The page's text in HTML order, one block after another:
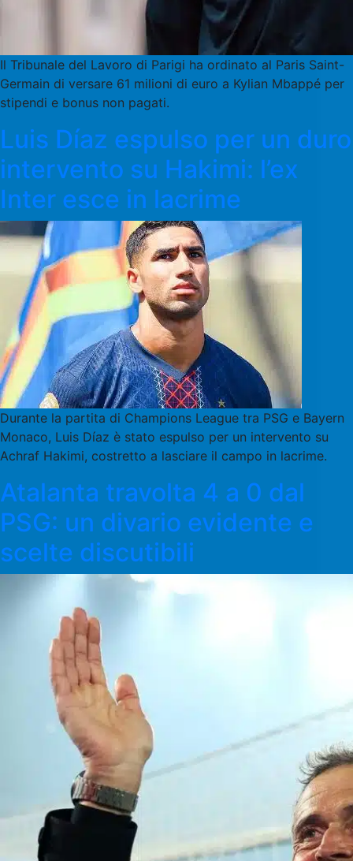
Il Tribunale del Lavoro di Parigi ha ordinato al Paris Saint-
Germain di versare 61 milioni di euro a Kylian Mbappé per
stipendi e bonus non pagati.
Luis Díaz espulso per un duro
intervento su Hakimi: l’ex
Inter esce in lacrime
Durante la partita di Champions League tra PSG e Bayern
Monaco, Luis Díaz è stato espulso per un intervento su
Achraf Hakimi, costretto a lasciare il campo in lacrime.
Atalanta travolta 4 a 0 dal
PSG: un divario evidente e
scelte discutibili